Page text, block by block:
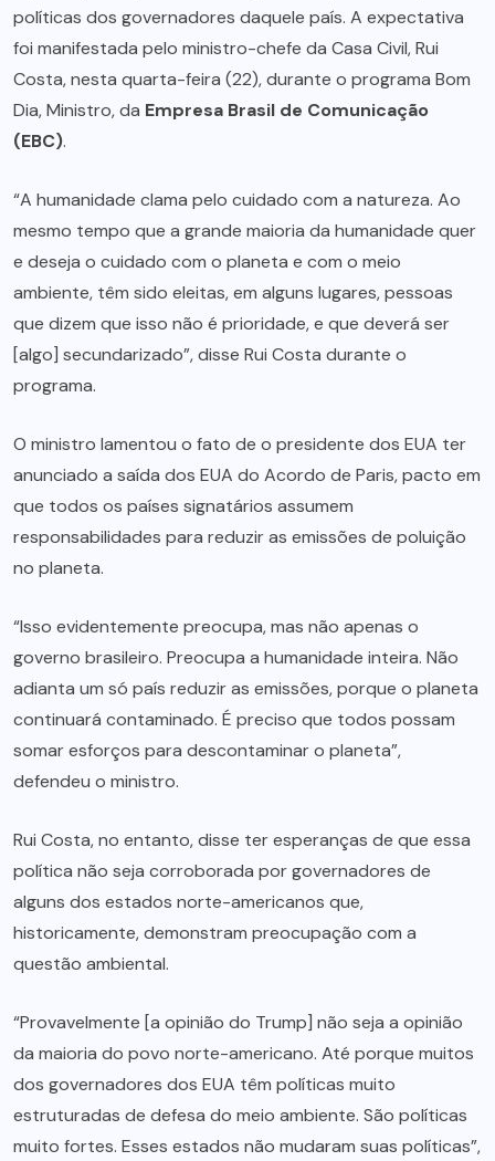
políticas dos governadores daquele país. A expectativa
foi manifestada pelo ministro-chefe da Casa Civil, Rui
Costa, nesta quarta-feira (22), durante o programa Bom
Dia, Ministro, da Empresa Brasil de Comunicação
(EBC).
“A humanidade clama pelo cuidado com a natureza. Ao
mesmo tempo que a grande maioria da humanidade quer
e deseja o cuidado com o planeta e com o meio
ambiente, têm sido eleitas, em alguns lugares, pessoas
que dizem que isso não é prioridade, e que deverá ser
[algo] secundarizado”, disse Rui Costa durante o
programa.
O ministro lamentou o fato de o presidente dos EUA ter
anunciado a saída dos EUA do Acordo de Paris, pacto em
que todos os países signatários assumem
responsabilidades para reduzir as emissões de poluição
no planeta.
“Isso evidentemente preocupa, mas não apenas o
governo brasileiro. Preocupa a humanidade inteira. Não
adianta um só país reduzir as emissões, porque o planeta
continuará contaminado. É preciso que todos possam
somar esforços para descontaminar o planeta”,
defendeu o ministro.
Rui Costa, no entanto, disse ter esperanças de que essa
política não seja corroborada por governadores de
alguns dos estados norte-americanos que,
historicamente, demonstram preocupação com a
questão ambiental.
“Provavelmente [a opinião do Trump] não seja a opinião
da maioria do povo norte-americano. Até porque muitos
dos governadores dos EUA têm políticas muito
estruturadas de defesa do meio ambiente. São políticas
muito fortes. Esses estados não mudaram suas políticas”,